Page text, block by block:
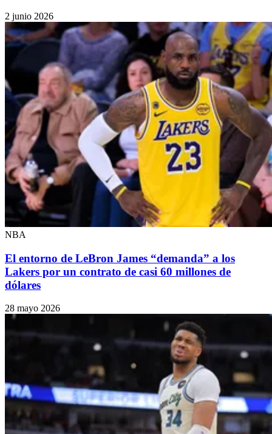
2 junio 2026
NBA
El entorno de LeBron James “demanda” a los
Lakers por un contrato de casi 60 millones de
dólares
28 mayo 2026